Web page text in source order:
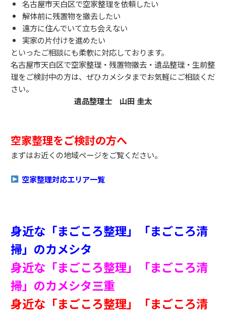
名古屋市天白区で空家整理を依頼したい
解体前に残置物を撤去したい
遠方に住んでいて立ち会えない
実家の片付けを進めたい
といったご相談にも柔軟に対応しております。
名古屋市天白区で空家整理・残置物撤去・遺品整理・生前整
理をご検討中の方は、ぜひカメシタまでお気軽にご相談くだ
さい。
遺品整理士 山田 圭太
空家整理をご検討の方へ
まずはお近くの地域ページをご覧ください。
空家整理対応エリア一覧
身近な「まごころ整理」「まごころ清
掃」のカメシタ
身近な「まごころ整理」「まごころ清
掃」のカメシタ三重
身近な「まごころ整理」「まごころ清